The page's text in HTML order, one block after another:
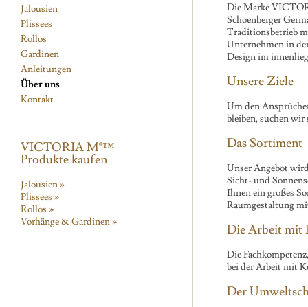
Jalousien
Plissees
Rollos
Gardinen
Anleitungen
Über uns
Kontakt
VICTORIA M®™
Produkte kaufen
Jalousien »
Plissees »
Rollos »
Vorhänge & Gardinen »
Die Marke
Schoenberger
Traditionsbetrieb
Unternehmen in
Design im
Unsere Ziele
Um den
bleiben, suchen
Das Sortiment
Unser Angebot
Sicht- und
Ihnen ein großes
Raumgestaltung
Die Arbeit mit
Die
bei der Arbeit mit
Der